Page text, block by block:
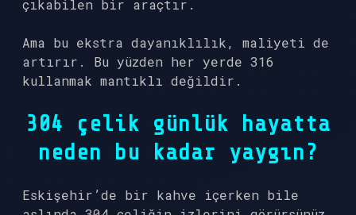
çıkabilen bir araçtır.
Ama bu ekstra dayanıklılık, maliyeti de
artırır. Bu yüzden her yerde 316
kullanmak mantıklı değildir.
304 çelik günlük hayatta
neden bu kadar yaygın?
Eskişehir’de bir kahve içerken bile